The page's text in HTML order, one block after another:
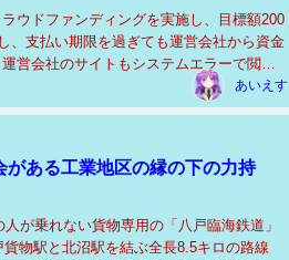
ウドファンディングを実施し、目標額200
、支払い期限を過ぎても運営会社から資金
営会社のサイトもシステムエラーで閲覧
を取...
あいえす
ある工業地区の縁の下の力持
が乗れない貨物専用の「八戸臨海鉄道」
物駅と北沼駅を結ぶ全長8.5キロの路線